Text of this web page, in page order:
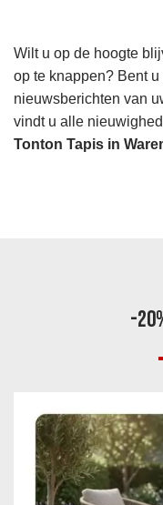
Wilt u op de hoogte
op te knappen? Bent
nieuwsberichten van
vindt u alle
Tonton Tapis in
-